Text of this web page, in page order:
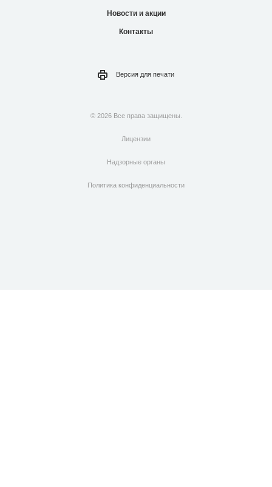
Новости и акции
Контакты
Версия для печати
© 2026 Все права защищены.
Лицензии
Надзорные органы
Политика конфиденциальности